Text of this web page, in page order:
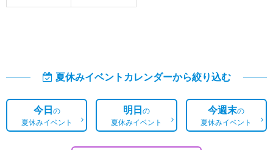
夏休みイベントカレンダーから絞り込む
今日の
夏休みイベント
明日の
夏休みイベント
今週末の
夏休みイベント